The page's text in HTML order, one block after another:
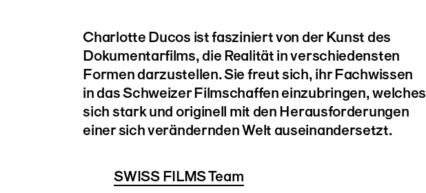
Charlotte Ducos ist fasziniert von der Kunst des
Dokumentarfilms, die Realität in verschiedensten
Formen darzustellen. Sie freut sich, ihr Fachwissen
in das Schweizer Filmschaffen einzubringen, welches
sich stark und originell mit den Herausforderungen
einer sich verändernden Welt auseinandersetzt.
SWISS FILMS Team